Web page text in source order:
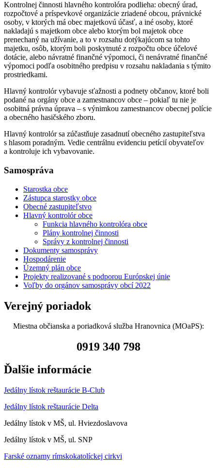
Kontrolnej činnosti hlavného kontrolóra podlieha: obecný úrad,
rozpočtové a príspevkové organizácie zriadené obcou, právnické
osoby, v ktorých má obec majetkovú účasť, a iné osoby, ktoré
nakladajú s majetkom obce alebo ktorým bol majetok obce
prenechaný na užívanie, a to v rozsahu dotýkajúcom sa tohto
majetku, osôb, ktorým boli poskytnuté z rozpočtu obce účelové
dotácie, alebo návratné finančné výpomoci, či nenávratné finančné
výpomoci podľa osobitného predpisu v rozsahu nakladania s týmito
prostriedkami.
Hlavný kontrolór vybavuje sťažnosti a podnety občanov, ktoré boli
podané na orgány obce a zamestnancov obce – pokiaľ tu nie je
osobitná právna úprava – s výnimkou zamestnancov obecnej polície
a obecného hasičského zboru.
Hlavný kontrolór sa zúčastňuje zasadnutí obecného zastupiteľstva
s hlasom poradným. Vedie centrálnu evidenciu petícií obyvateľov
a kontroluje ich vybavovanie.
Samospráva
Starostka obce
Zástupca starostky obce
Obecné zastupiteľstvo
Hlavný kontrolór obce
Funkcia hlavného kontrolóra obce
Plány kontrolnej činnosti
Správy z kontrolnej činnosti
Dokumenty samosprávy
Hospodárenie
Územný plán obce
Projekty realizované s podporou Európskej únie
Voľby do orgánov samosprávy obcí 2022
Verejný poriadok
Miestna občianska a poriadková služba Hranovnica (MOaPS):
0919 340 798
Ďalšie informácie
Jedálny lístok reštaurácie B-Club
Jedálny lístok reštaurácie Delta
Jedálny lístok v MŠ, ul. Hviezdoslavova
Jedálny lístok v MŠ, ul. SNP
Farské oznamy rímskokatolíckej cirkvi